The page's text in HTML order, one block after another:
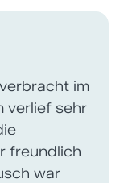
im
verlief sehr
freundlich
war